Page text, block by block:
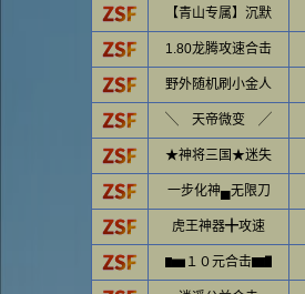
【青山专属】沉默
1.80龙腾攻速合击
野外随机刷小金人
╲ 天帝微变 ╱
★神将三国★迷失
一步化神▄无限刀
虎王神器╋攻速
▆▅１０元合击▆▇